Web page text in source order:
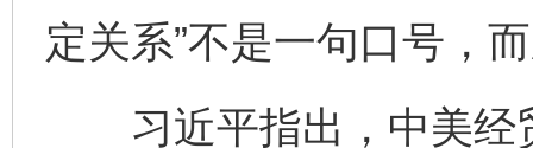
定关系”不是一句口号，
习近平指出，中美经